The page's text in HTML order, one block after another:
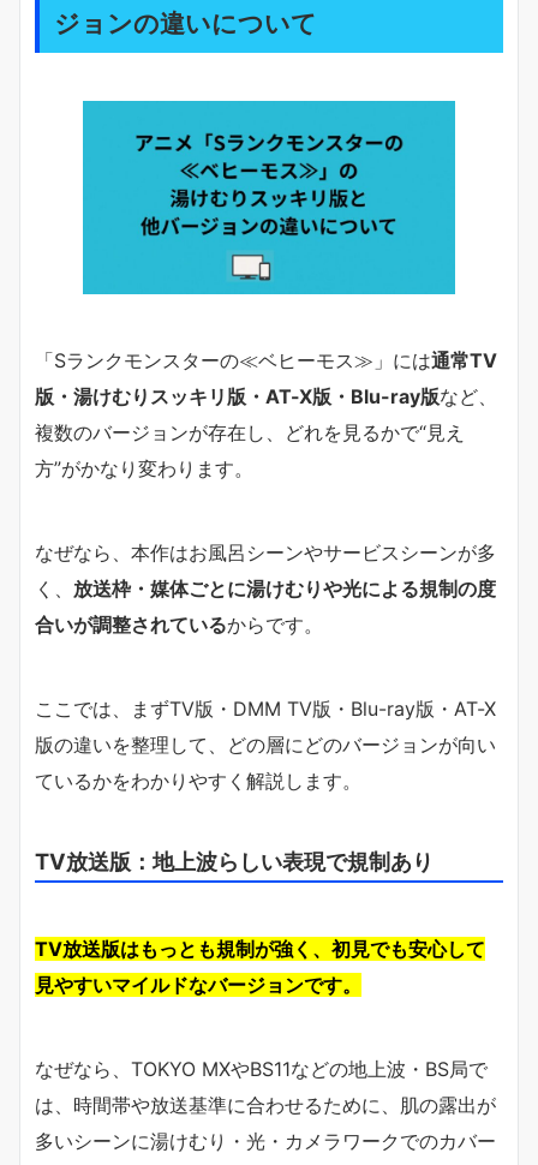
ジョンの違いについて
「Sランクモンスターの≪ベヒーモス≫」には通常TV
版・湯けむりスッキリ版・AT-X版・Blu-ray版など、
複数のバージョンが存在し、どれを見るかで“見え
方”がかなり変わります。
なぜなら、本作はお風呂シーンやサービスシーンが多
く、 放送枠・媒体ごとに湯けむりや光による規制の度
合いが調整されているからです。
ここでは、まずTV版・DMM TV版・Blu-ray版・AT-X
版の違いを整理して、どの層にどのバージョンが向い
ているかをわかりやすく解説します。
TV放送版：地上波らしい表現で規制あり
TV放送版はもっとも規制が強く、初見でも安心して
見やすいマイルドなバージョンです。
なぜなら、TOKYO MXやBS11などの地上波・BS局で
は、時間帯や放送基準に合わせるために、肌の露出が
多いシーンに湯けむり・光・カメラワークでのカバー